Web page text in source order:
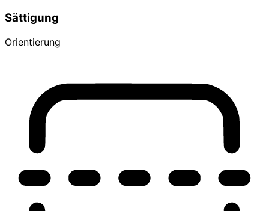
Sättigung
Orientierung